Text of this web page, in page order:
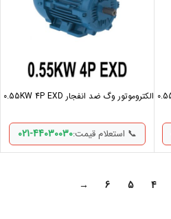
الکتروموتور وگ ضد انفجار 0.55KW 4P EXD
📞 استعلام قیمت:021-44030030
4
5
6
→